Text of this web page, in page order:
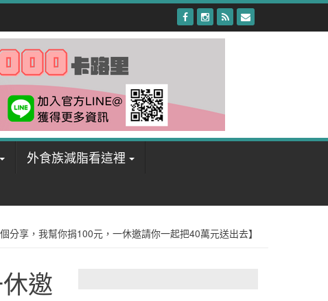
外食族減脂看這裡
分享，我幫你捐100元，一休邀請你一起把40萬元送出去】
邀